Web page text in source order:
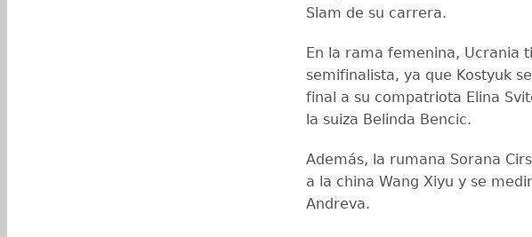
Slam de su carrera.
En la rama femenina, Ucrania
semifinalista, ya que Kostyuk
final a su compatriota Elina
la suiza Belinda Bencic.
Además, la rumana Sorana
a la china Wang Xiyu y se
Andreva.